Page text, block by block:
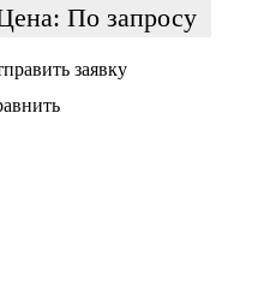
По запросу
заявку